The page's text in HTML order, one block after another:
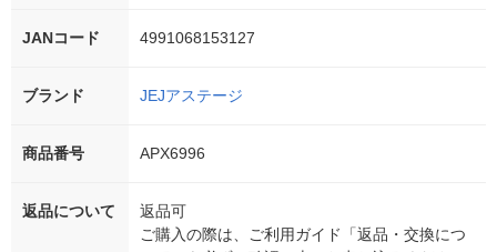
JANコード 4991068153127
ブランド JEJアステージ
商品番号 APX6996
返品について
返品可
ご購入の際は、ご利用ガイド「返品・交換につ